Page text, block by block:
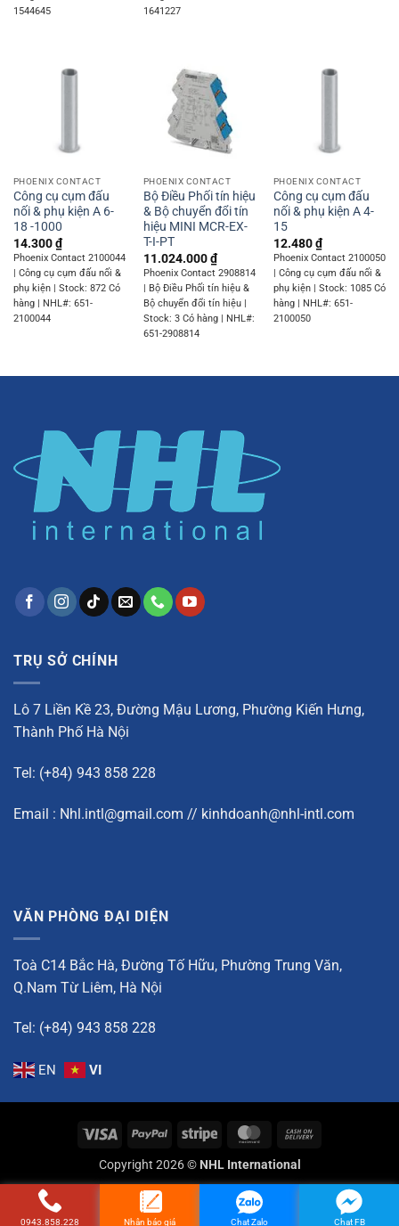
1544645
1641227
PHOENIX CONTACT
Công cụ cụm đấu
nối & phụ kiện A 6-
18 -1000
14.300₫
Phoenix Contact 2100044
| Công cụ cụm đấu nối &
phụ kiện | Stock: 872 Có
hàng | NHL#: 651-
2100044
PHOENIX CONTACT
Bộ Điều Phối tín hiệu
& Bộ chuyển đổi tín
hiệu MINI MCR-EX-
T-I-PT
11.024.000₫
Phoenix Contact 2908814
| Bộ Điều Phối tín hiệu &
Bộ chuyển đổi tín hiệu |
Stock: 3 Có hàng | NHL#:
651-2908814
PHOENIX CONTACT
Công cụ cụm đấu
nối & phụ kiện A 4-
15
12.480₫
Phoenix Contact 2100050
| Công cụ cụm đấu nối &
phụ kiện | Stock: 1085 Có
hàng | NHL#: 651-
2100050
TRỤ SỞ CHÍNH
Lô 7 Liền Kề 23, Đường Mậu Lương, Phường Kiến Hưng,
Thành Phố Hà Nội
Tel: (+84) 943 858 228
Email : Nhl.intl@gmail.com // kinhdoanh@nhl-intl.com
VĂN PHÒNG ĐẠI DIỆN
Toà C14 Bắc Hà, Đường Tố Hữu, Phường Trung Văn,
Q.Nam Từ Liêm, Hà Nội
Tel: (+84) 943 858 228
EN VI
Visa PayPal Stripe MasterCard
Copyright 2026 © NHL International
0943.858.228 Nhận báo giá Chat Zalo Chat FB